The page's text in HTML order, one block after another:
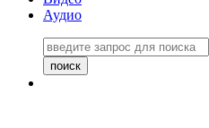
Аудио